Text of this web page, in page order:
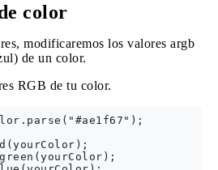
color
modificaremos los valores argb
de un color.
RGB de tu color.